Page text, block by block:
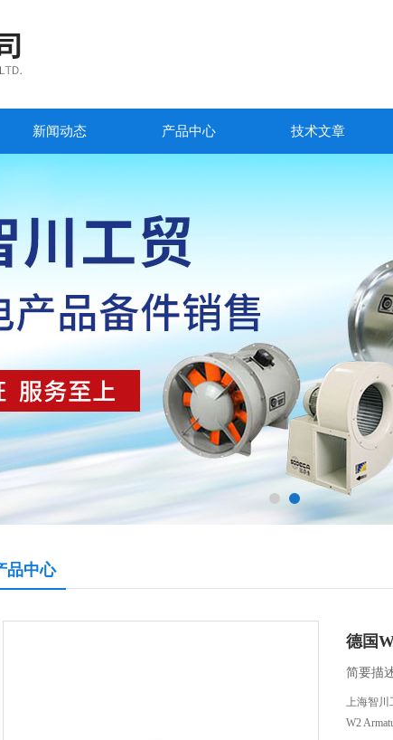
新闻动态 产品中心 技术文章
品中心
德国
简要描
上海智川
W2